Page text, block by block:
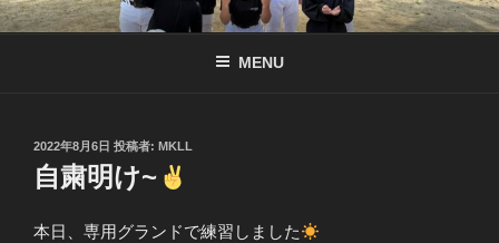
コ
ン
南京都リトル公式サイト
リトル関西連盟所属の少年硬式野球チーム
MENU
投
稿
日:
2022年8月6日 投稿者: MKLL
自粛明け~
本日、専用グランドで練習しました